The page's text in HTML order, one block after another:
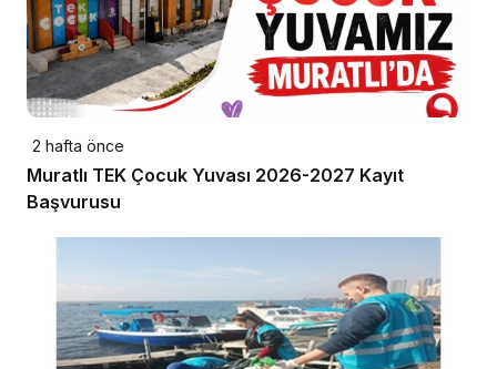
2 hafta önce
Muratlı TEK Çocuk Yuvası 2026-2027 Kayıt
Başvurusu